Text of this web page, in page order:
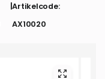
|Artikelcode:
AX10020